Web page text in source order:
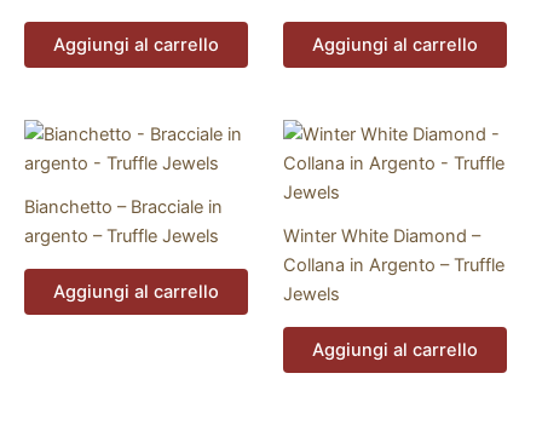
Aggiungi al carrello Aggiungi al carrello
Bianchetto – Bracciale in
argento – Truffle Jewels
Aggiungi al carrello
Winter White Diamond –
Collana in Argento – Truffle
Jewels
Aggiungi al carrello